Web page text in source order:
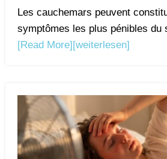
Les cauchemars peuvent
symptômes les plus pénibles du
[Read More] [weiterlesen]